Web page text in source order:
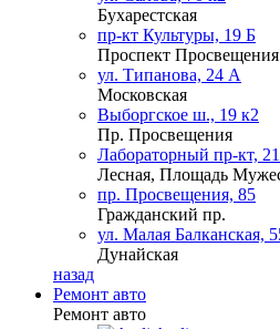
Бухарестская
пр-кт Культуры, 19 Б
Проспект Просвещения
ул. Типанова, 24 А
Московская
Выборгское ш., 19 к2
Пр. Просвещения
Лабораторный пр-кт,
Лесная, Площадь
пр. Просвещения, 85
Гражданский пр.
ул. Малая Балканская,
Дунайская
назад
Ремонт авто
Ремонт авто